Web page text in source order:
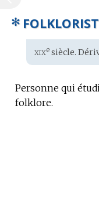
✻
Étymologie
:
xixesiècle.
Personne qui
folklore.